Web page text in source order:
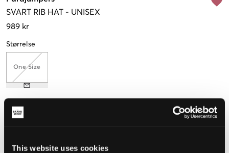
This website uses cookies
SVART RIB HAT - UNISEX
989 kr
Størrelse
One Size
Opplevd størrelse